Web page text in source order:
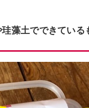
藻土でできている